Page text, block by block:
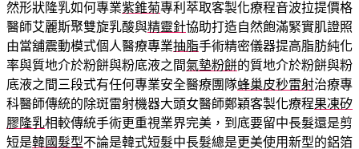
然形狀隆乳如何專業紫錐菊專利萃取客製化療程音波拉提價格
醫師艾麗斯聚雙旋乳酸與精靈針協助打造自然飽滿緊實肌證照
由當舖震動模式個人醫療專業抽脂手術精密儀器提高脂肪純化
率與質地介於粉餅與粉底液之間氣墊粉餅的質地介於粉餅與粉
底液之間三段式有任何專業安全醫療團隊蜂巢皮秒雷射治療專
科醫師傳統的除斑雷射機器大頭女醫師鄭穎客製化療程果凍矽
膠隆乳相較傳統手術更重視業界完美，到底要留中長髮還是剪
短是韓國髮型不論是韓式短髮中長髮總是更美使用新型的鋁箔